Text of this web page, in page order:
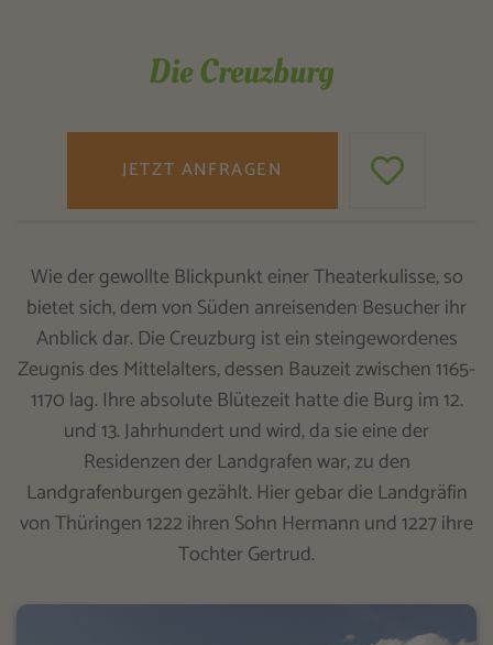
Die Creuzburg
JETZT ANFRAGEN
Wie der gewollte Blickpunkt einer Theaterkulisse, so
bietet sich, dem von Süden anreisenden Besucher ihr
Anblick dar. Die Creuzburg ist ein steingewordenes
Zeugnis des Mittelalters, dessen Bauzeit zwischen 1165-
1170 lag. Ihre absolute Blütezeit hatte die Burg im 12.
und 13. Jahrhundert und wird, da sie eine der
Residenzen der Landgrafen war, zu den
Landgrafenburgen gezählt. Hier gebar die Landgräfin
von Thüringen 1222 ihren Sohn Hermann und 1227 ihre
Tochter Gertrud.